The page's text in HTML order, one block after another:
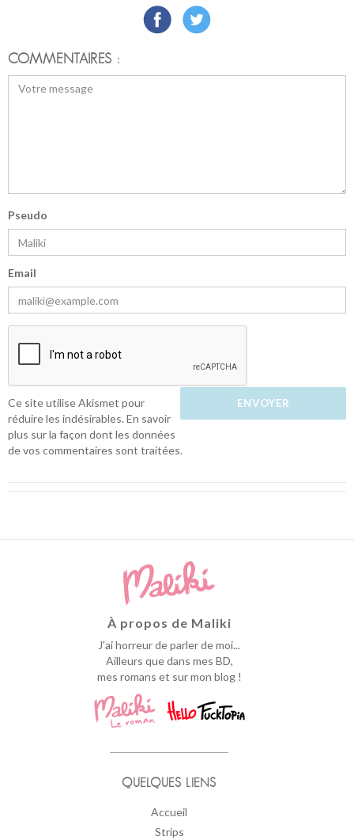
COMMENTAIRES :
Pseudo
Email
Ce site utilise Akismet pour
réduire les indésirables.En savoir
plus sur la façon dont les données
de vos commentaires sont traitées.
À propos de Maliki
J'ai horreur de parler de moi...
Ailleurs que dans mes BD,
mes romans et sur mon blog !
QUELQUES LIENS
Accueil
Strips